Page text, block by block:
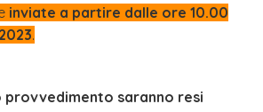
inviate a partire dalle ore 10.00
.
provvedimento saranno resi